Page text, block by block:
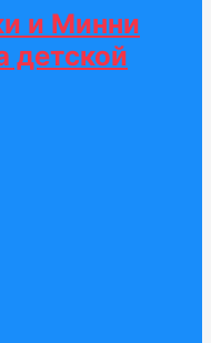
и Минни
детской